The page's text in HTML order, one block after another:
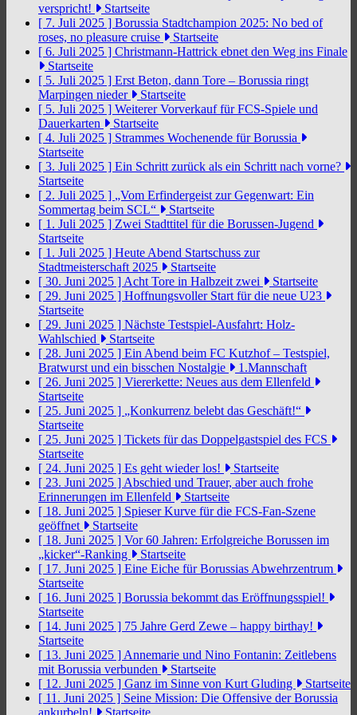
verspricht!
Startseite
[ 7. Juli 2025 ] Borussia Stadtchampion 2025: No bed of
roses, no pleasure cruise
Startseite
[ 6. Juli 2025 ] Christmann-Hattrick ebnet den Weg ins Finale
Startseite
[ 5. Juli 2025 ] Erst Beton, dann Tore – Borussia ringt
Marpingen nieder
Startseite
[ 5. Juli 2025 ] Weiterer Vorverkauf für FCS-Spiele und
Dauerkarten
Startseite
[ 4. Juli 2025 ] Strammes Wochenende für Borussia
Startseite
[ 3. Juli 2025 ] Ein Schritt zurück als ein Schritt nach vorne?
Startseite
[ 2. Juli 2025 ] „Vom Erfindergeist zur Gegenwart: Ein
Sommertag beim SCL“
Startseite
[ 1. Juli 2025 ] Zwei Stadttitel für die Borussen-Jugend
Startseite
[ 1. Juli 2025 ] Heute Abend Startschuss zur
Stadtmeisterschaft 2025
Startseite
[ 30. Juni 2025 ] Acht Tore in Halbzeit zwei
Startseite
[ 29. Juni 2025 ] Hoffnungsvoller Start für die neue U23
Startseite
[ 29. Juni 2025 ] Nächste Testspiel-Ausfahrt: Holz-
Wahlschied
Startseite
[ 28. Juni 2025 ] Ein Abend beim FC Kutzhof – Testspiel,
Bratwurst und ein bisschen Nostalgie
1.Mannschaft
[ 26. Juni 2025 ] Viererkette: Neues aus dem Ellenfeld
Startseite
[ 25. Juni 2025 ] „Konkurrenz belebt das Geschäft!“
Startseite
[ 25. Juni 2025 ] Tickets für das Doppelgastspiel des FCS
Startseite
[ 24. Juni 2025 ] Es geht wieder los!
Startseite
[ 23. Juni 2025 ] Abschied und Trauer, aber auch frohe
Erinnerungen im Ellenfeld
Startseite
[ 18. Juni 2025 ] Spieser Kurve für die FCS-Fan-Szene
geöffnet
Startseite
[ 18. Juni 2025 ] Vor 60 Jahren: Erfolgreiche Borussen im
„kicker“-Ranking
Startseite
[ 17. Juni 2025 ] Eine Eiche für Borussias Abwehrzentrum
Startseite
[ 16. Juni 2025 ] Borussia bekommt das Eröffnungsspiel!
Startseite
[ 14. Juni 2025 ] 75 Jahre Gerd Zewe – happy birthay!
Startseite
[ 13. Juni 2025 ] Annemarie und Nino Fontanin: Zeitlebens
mit Borussia verbunden
Startseite
[ 12. Juni 2025 ] Ganz im Sinne von Kurt Gluding
Startseite
[ 11. Juni 2025 ] Seine Mission: Die Offensive der Borussia
ankurbeln!
Startseite